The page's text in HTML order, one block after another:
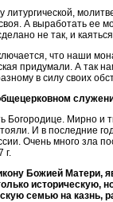
литургической,
А выработать ее
не так, и
что наши
придумали. А так
в силу своих
Мирно и
И в последние
Очень много зла
г.
Божией Матери,
историческую,
семью на казнь,